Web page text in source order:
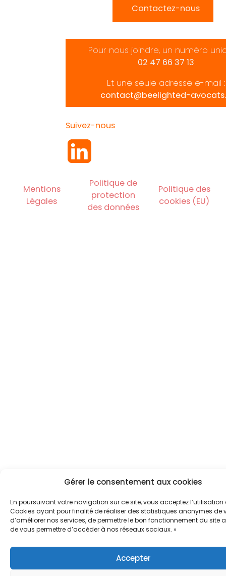
Gérer le consentement aux cookies
En poursuivant votre navigation sur ce site, vous acceptez l’utilisation
Cookies ayant pour finalité de réaliser des statistiques anonymes de
d’améliorer nos services, de permettre le bon fonctionnement du site
de vous permettre d’accéder à nos réseaux sociaux. »
Accepter
Contactez-nous
Pour nous joindre, un numéro
02 47 66 37 13
Et une seule adresse e-mail :
contact@beelighted-
Suivez-nous
Mentions
Légales
Politique de
protection
des données
Politique des
cookies (EU)